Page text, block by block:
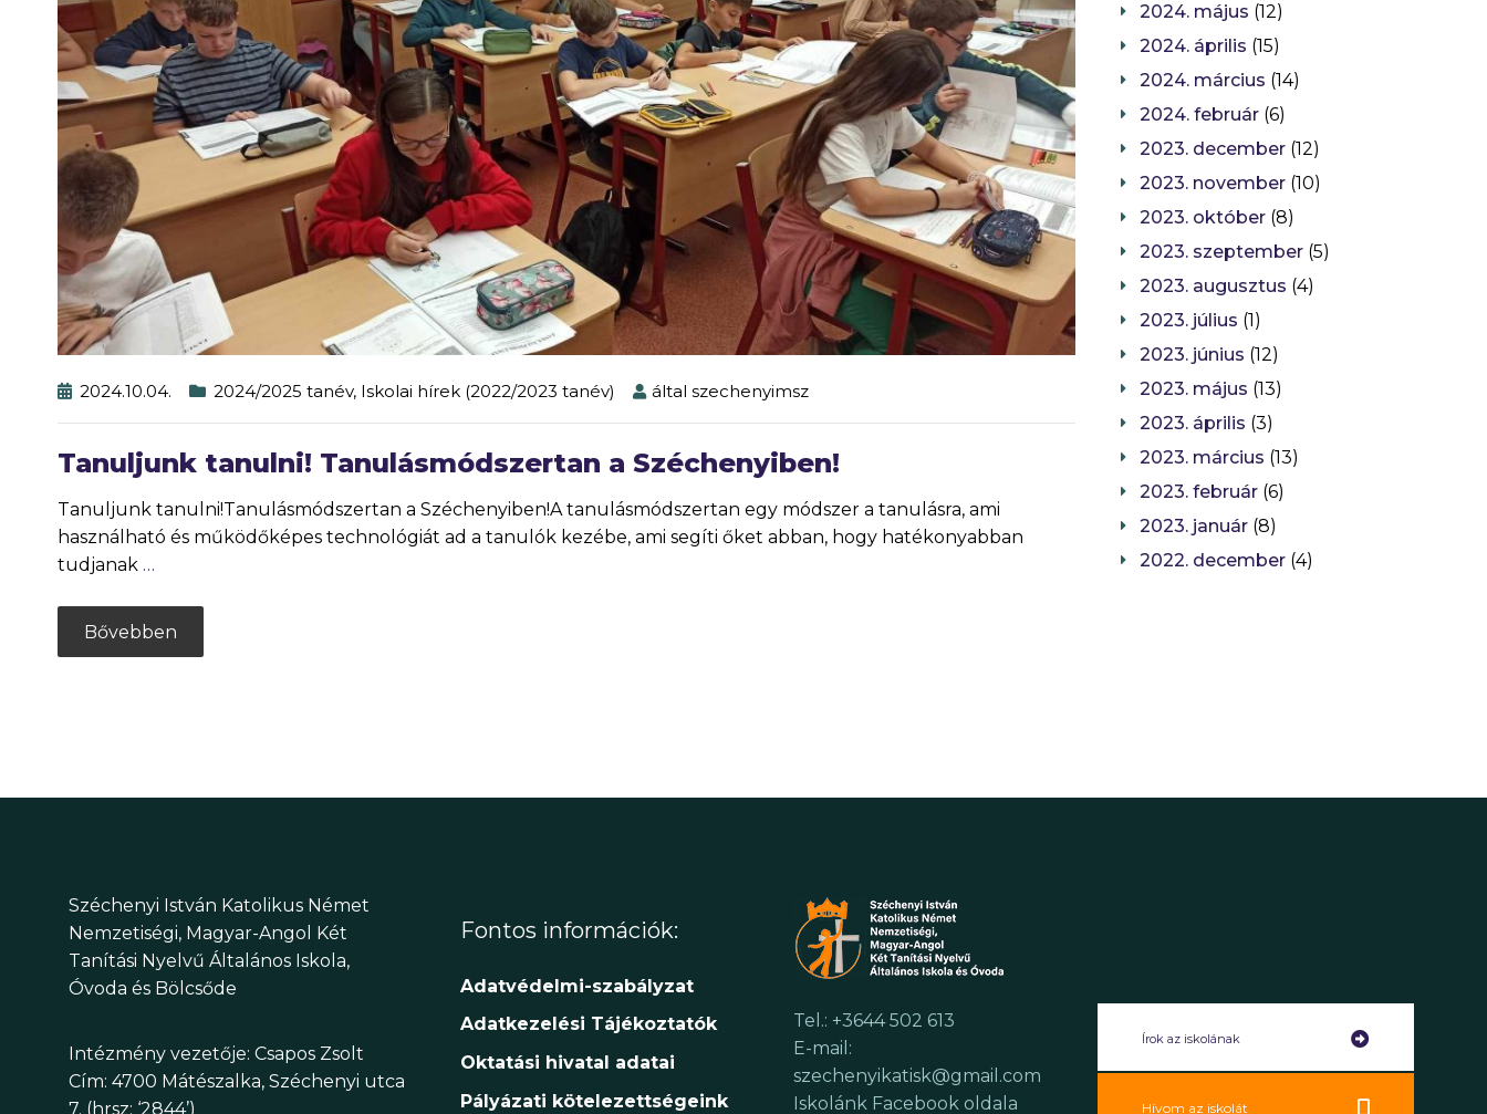
2024.10.04. 2024/2025 tanév, Iskolai hírek (2022/2023 tanév) által szechenyimsz
Tanuljunk tanulni! Tanulásmódszertan a Széchenyiben!
Tanuljunk tanulni!Tanulásmódszertan a Széchenyiben!A tanulásmódszertan egy módszer a tanulásra, ami
használható és működőképes technológiát ad a tanulók kezébe, ami segíti őket abban, hogy hatékonyabban
tudjanak …
Bővebben
2024. május (12)
2024. április (15)
2024. március (14)
2024. február (6)
2023. december (12)
2023. november (10)
2023. október (8)
2023. szeptember (5)
2023. augusztus (4)
2023. július (1)
2023. június (12)
2023. május (13)
2023. április (3)
2023. március (13)
2023. február (6)
2023. január (8)
2022. december (4)
Széchenyi István Katolikus Német
Nemzetiségi, Magyar-Angol Két
Tanítási Nyelvű Általános Iskola,
Óvoda és Bölcsőde
Intézmény vezetője: Csapos Zsolt
Cím: 4700 Mátészalka, Széchenyi utca
7. (hrsz: ‘2844’)
Fontos információk:
Adatvédelmi-szabályzat
Adatkezelési Tájékoztatók
Oktatási hivatal adatai
Pályázati kötelezettségeink
Tel.: +3644 502 613
E-mail:
szechenyikatisk@gmail.com
Iskolánk Facebook oldala
Írok az iskolának
Hívom az iskolát